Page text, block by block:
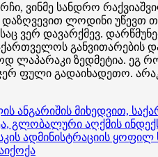
ვინმე სანდრო
დაზღვევით ლოდინი
ვერ დავარქმევ.
განვითარების და
ლაპარაკი ზედმეტია. ეგ
ფული გადაიხადეთო.
ანგარიშის მიხედვით,
გლობალური აღქმის
ადმინისტრაციის